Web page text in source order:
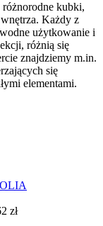
kubki,
Każdy z
użytkowanie i
różnią się
znajdziemy m.in.
się
elementami.
zł